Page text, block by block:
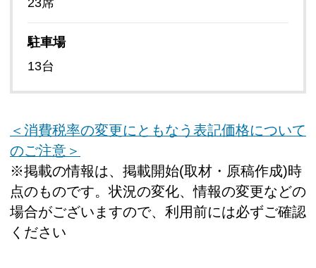
駐車場
13台
＜消費税率の変更にともなう表記価格について
のご注意＞
※掲載の情報は、掲載開始(取材・原稿作成)時
点のものです。状況の変化、情報の変更などの
場合がございますので、利用前には必ずご確認
ください